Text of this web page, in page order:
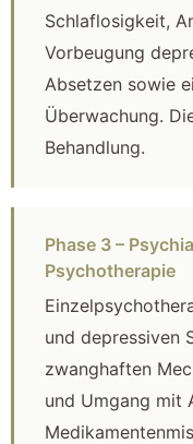
Schlaflosigkeit,
Vorbeugung
Absetzen sowie
Überwachung.
Behandlung.
Phase 3 –
Psychotherapie
und depressiven
zwanghaften
und Umgang mit